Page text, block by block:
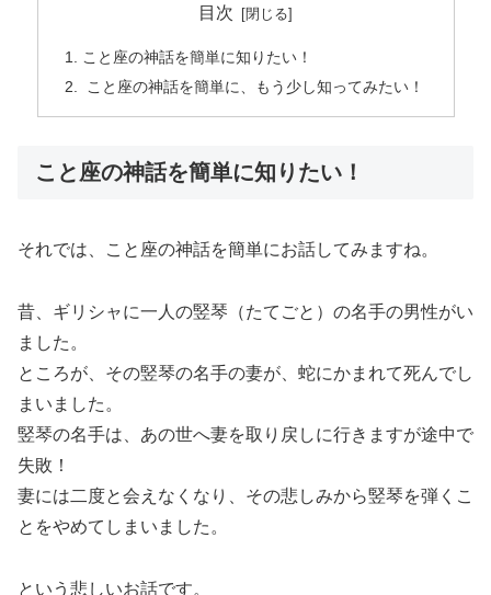
目次
こと座の神話を簡単に知りたい！
こと座の神話を簡単に、もう少し知ってみたい！
こと座の神話を簡単に知りたい！
それでは、こと座の神話を簡単にお話してみますね。
昔、ギリシャに一人の竪琴（たてごと）の名手の男性がい
ました。
ところが、その竪琴の名手の妻が、蛇にかまれて死んでし
まいました。
竪琴の名手は、あの世へ妻を取り戻しに行きますが途中で
失敗！
妻には二度と会えなくなり、その悲しみから竪琴を弾くこ
とをやめてしまいました。
という悲しいお話です。